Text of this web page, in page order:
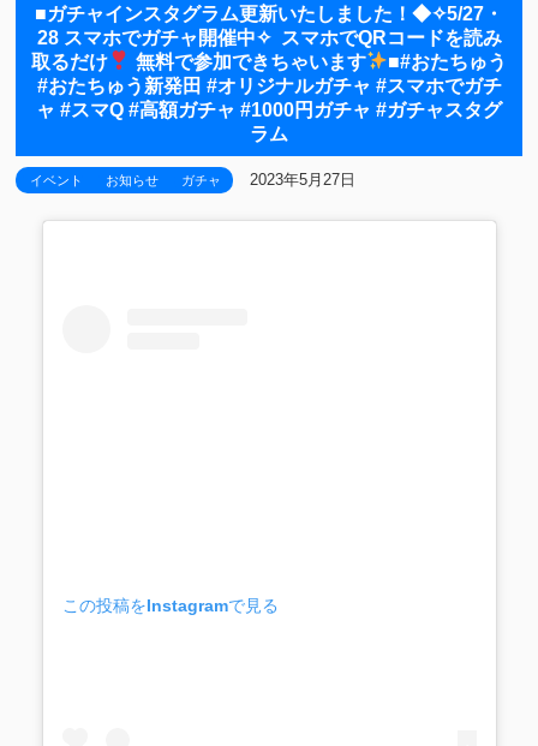
■ガチャインスタグラム更新いたしました！◆⁡✧︎5/27・
28 スマホでガチャ開催中✧︎ ⁡ ⁡スマホでQRコードを読み
取るだけ
⁡ ⁡無料で参加できちゃいます
⁡■#おたちゅう
#おたちゅう新発田 #オリジナルガチャ #スマホでガチ
ャ⁡ ⁡#スマQ #高額ガチャ #1000円ガチャ #ガチャスタグ
ラム
イベント お知らせ ガチャ 2023年5月27日
この投稿をInstagramで見る